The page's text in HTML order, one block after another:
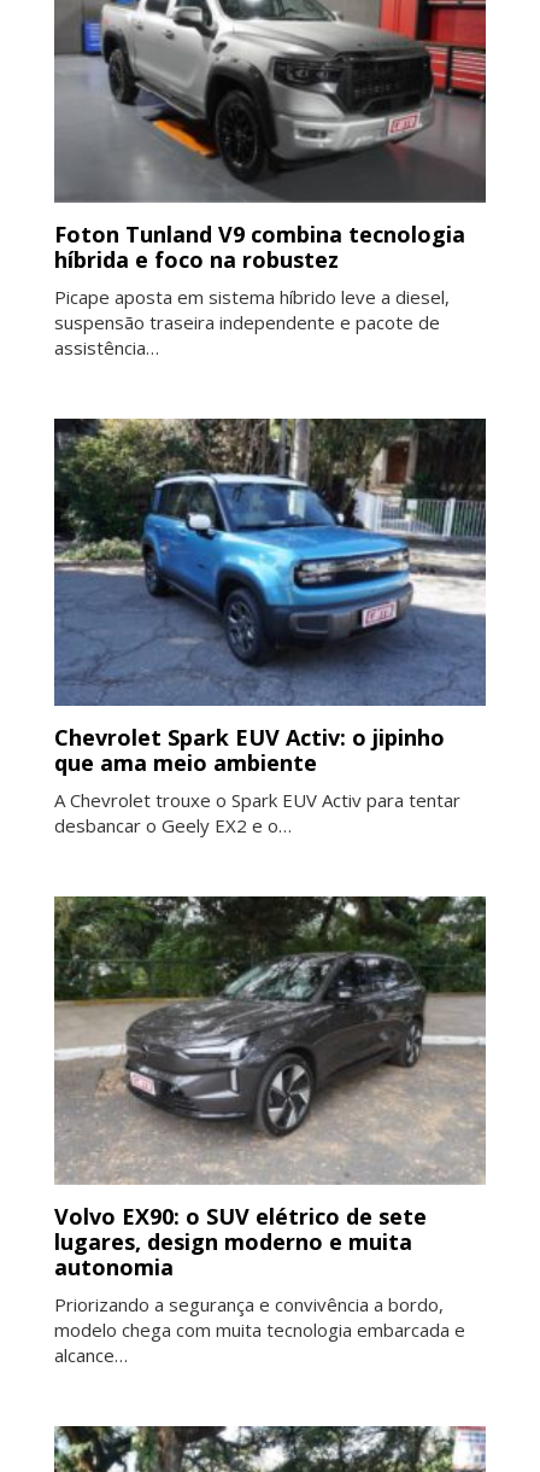
Foton Tunland V9 combina tecnologia
híbrida e foco na robustez
Picape aposta em sistema híbrido leve a diesel,
suspensão traseira independente e pacote de
assistência…
Chevrolet Spark EUV Activ: o jipinho
que ama meio ambiente
A Chevrolet trouxe o Spark EUV Activ para tentar
desbancar o Geely EX2 e o…
Volvo EX90: o SUV elétrico de sete
lugares, design moderno e muita
autonomia
Priorizando a segurança e convivência a bordo,
modelo chega com muita tecnologia embarcada e
alcance…